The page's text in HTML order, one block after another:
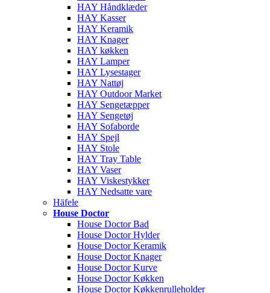
HAY Håndklæder
HAY Kasser
HAY Keramik
HAY Knager
HAY køkken
HAY Lamper
HAY Lysestager
HAY Nattøj
HAY Outdoor Market
HAY Sengetæpper
HAY Sengetøj
HAY Sofaborde
HAY Spejl
HAY Stole
HAY Tray Table
HAY Vaser
HAY Viskestykker
HAY Nedsatte vare
Häfele
House Doctor
House Doctor Bad
House Doctor Hylder
House Doctor Keramik
House Doctor Knager
House Doctor Kurve
House Doctor Køkken
House Doctor Køkkenrulleholder